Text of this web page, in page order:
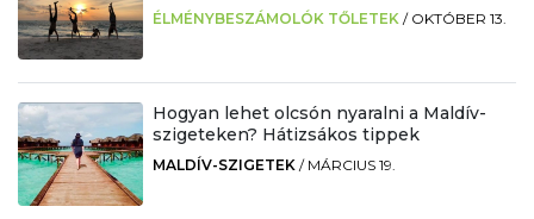
ÉLMÉNYBESZÁMOLÓK TŐLETEK / OKTÓBER 13.
Hogyan lehet olcsón nyaralni a Maldív-
szigeteken? Hátizsákos tippek
MALDÍV-SZIGETEK / MÁRCIUS 19.